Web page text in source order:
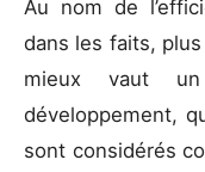
Au nom de
dans les faits,
mieux vaut
développement,
sont considérés